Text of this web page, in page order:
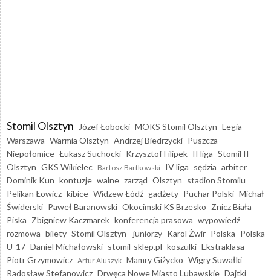
Stomil Olsztyn Józef Łobocki MOKS Stomil Olsztyn Legia
Warszawa Warmia Olsztyn Andrzej Biedrzycki Puszcza
Niepołomice Łukasz Suchocki Krzysztof Filipek II liga Stomil II
Olsztyn GKS Wikielec Bartosz Bartkowski IV liga sędzia arbiter
Dominik Kun kontuzje walne zarząd Olsztyn stadion Stomilu
Pelikan Łowicz kibice Widzew Łódź gadżety Puchar Polski Michał
Świderski Paweł Baranowski Okocimski KS Brzesko Znicz Biała
Piska Zbigniew Kaczmarek konferencja prasowa wypowiedź
rozmowa bilety Stomil Olsztyn - juniorzy Karol Żwir Polska Polska
U-17 Daniel Michałowski stomil-sklep.pl koszulki Ekstraklasa
Piotr Grzymowicz Artur Aluszyk Mamry Giżycko Wigry Suwałki
Radosław Stefanowicz Drwęca Nowe Miasto Lubawskie Dajtki